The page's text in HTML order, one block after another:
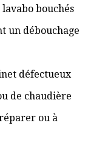
bouchés
un débouchage
défectueux
de chaudière
ou à